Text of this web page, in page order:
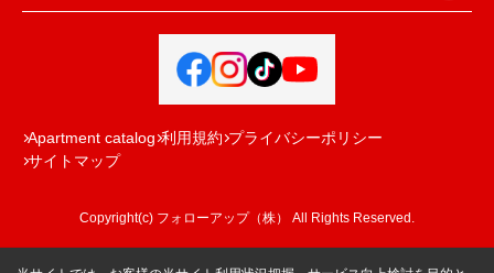
Apartment catalog 利用規約 プライバシーポリシー
サイトマップ
Copyright(c) フォローアップ（株） All Rights Reserved.